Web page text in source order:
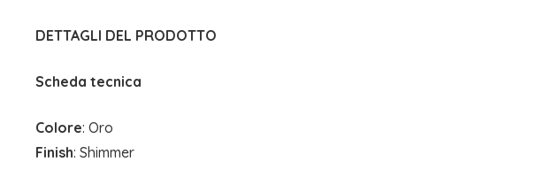
DETTAGLI DEL PRODOTTO
Scheda tecnica
Colore: Oro
Finish: Shimmer